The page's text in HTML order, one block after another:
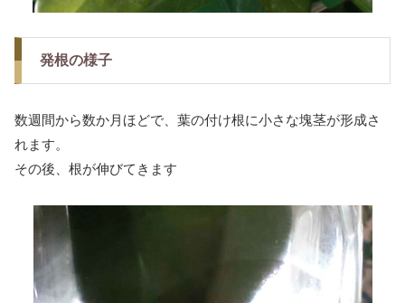
発根の様子
数週間から数か月ほどで、葉の付け根に小さな塊茎が形成さ
れます。
その後、根が伸びてきます